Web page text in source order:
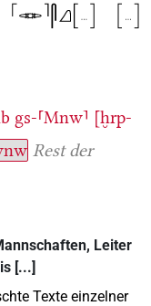
gs-⸢Mnw⸣ [ḫrp-
Rest der
Leiter
[...]
Texte einzelner